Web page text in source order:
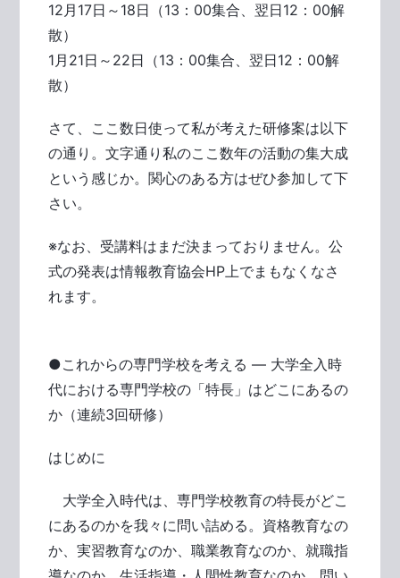
12月17日～18日（13：00集合、翌日12：00解
散）
1月21日～22日（13：00集合、翌日12：00解
散）
さて、ここ数日使って私が考えた研修案は以下
の通り。文字通り私のここ数年の活動の集大成
という感じか。関心のある方はぜひ参加して下
さい。
※なお、受講料はまだ決まっておりません。公
式の発表は情報教育協会HP上でまもなくなさ
れます。
●これからの専門学校を考える ― 大学全入時
代における専門学校の「特長」はどこにあるの
か（連続3回研修）
はじめに
大学全入時代は、専門学校教育の特長がどこ
にあるのかを我々に問い詰める。資格教育なの
か、実習教育なのか、職業教育なのか、就職指